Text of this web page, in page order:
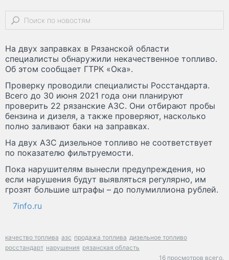
На двух заправках в Рязанской области
специалисты обнаружили некачественное топливо.
Об этом сообщает ГТРК «Ока».
Проверку проводили специалисты Росстандарта.
Всего до 30 июня 2021 года они планируют
проверить 22 рязанские АЗС. Они отбирают пробы
бензина и дизеля, а также проверяют, насколько
полно заливают баки на заправках.
На двух АЗС дизельное топливо не соответствует
по показателю фильтруемости.
Пока нарушителям вынесли предупреждения, но
если нарушения будут выявляться регулярно, им
грозят большие штрафы – до полумиллиона рублей.
7info.ru
качество топлива азс продажа топлива дизельное топливо
росстандарт нарушения рязанская область
16 просмотров всего.